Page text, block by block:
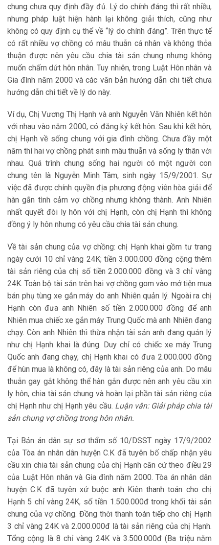
chung chưa quy định đầy đủ. Lý do chính đáng thì rất nhiều,
nhưng pháp luật hiện hành lại không giải thích, cũng như
không có quy định cụ thể về “lý do chính đáng”. Trên thực tế
có rất nhiều vợ chồng có mâu thuẫn cá nhân và không thỏa
thuận được nên yêu cầu chia tài sản chung nhưng không
muốn chấm dứt hôn nhân. Tuy nhiên, trong Luật Hôn nhân và
Gia đình năm 2000 và các văn bản hướng dẫn chi tiết chưa
hướng dẫn chi tiết về lý do này.
Ví dụ, Chị Vương Thị Hạnh và anh Nguyễn Văn Nhiên kết hôn
với nhau vào năm 2000, có đăng ký kết hôn. Sau khi kết hôn,
chị Hạnh về sống chung với gia đình chồng. Chưa đầy một
năm thì hai vợ chồng phát sinh mâu thuẫn và sống ly thân với
nhau. Quá trình chung sống hai người có một người con
chung tên là Nguyễn Minh Tâm, sinh ngày 15/9/2001. Sự
việc đã được chính quyền địa phương động viên hòa giải để
hàn gắn tình cảm vợ chồng nhưng không thành. Anh Nhiên
nhất quyết đòi ly hôn với chị Hạnh, còn chị Hạnh thì không
đồng ý ly hôn nhưng có yêu cầu chia tài sản chung.
Về tài sản chung của vợ chồng: chị Hạnh khai gồm tư trang
ngày cưới 10 chỉ vàng 24K; tiền 3.000.000 đồng cộng thêm
tài sản riêng của chị số tiền 2.000.000 đồng và 3 chỉ vàng
24K. Toàn bộ tài sản trên hai vợ chồng gom vào mở tiện mua
bán phụ tùng xe gắn máy do anh Nhiên quản lý. Ngoài ra chị
Hạnh còn đưa anh Nhiên số tiền 2.000.000 đồng để anh
Nhiên mua chiếc xe gắn máy Trung Quốc mà anh Nhiên đang
chạy. Còn anh Nhiên thì thừa nhận tài sản anh đang quản lý
như chị Hạnh khai là đúng. Duy chỉ có chiếc xe máy Trung
Quốc anh đang chạy, chị Hạnh khai có đưa 2.000.000 đồng
để hùn mua là không có, đây là tài sản riêng của anh. Do mâu
thuẫn gay gắt không thể hàn gắn được nên anh yêu cầu xin
ly hôn, chia tài sản chung và hoàn lại phần tài sản riêng của
chị Hạnh như chị Hạnh yêu cầu. Luận văn: Giải pháp chia tài
sản chung vợ chồng trong hôn nhân.
Tại Bản án dân sự sơ thẩm số 10/DSST ngày 17/9/2002
của Tòa án nhân dân huyện C.K đã tuyên bố chấp nhận yêu
cầu xin chia tài sản chung của chị Hạnh căn cứ theo điều 29
của Luật Hôn nhân và Gia đình năm 2000. Tòa án nhân dân
huyện C.K đã tuyên xử buộc anh Kiên thanh toán cho chị
Hạnh 5 chỉ vàng 24K, số tiền 1.500.000đ trong khối tài sản
chung của vợ chồng. Đồng thời thanh toán tiếp cho chị Hạnh
3 chỉ vàng 24K và 2.000.000đ là tài sản riêng của chị Hạnh.
Tổng cộng là 8 chỉ vàng 24K và 3.500.000đ (Ba triệu năm